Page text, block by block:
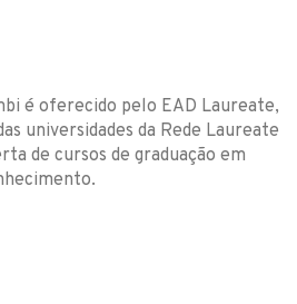
é oferecido pelo EAD Laureate,
universidades da Rede Laureate
de cursos de graduação em